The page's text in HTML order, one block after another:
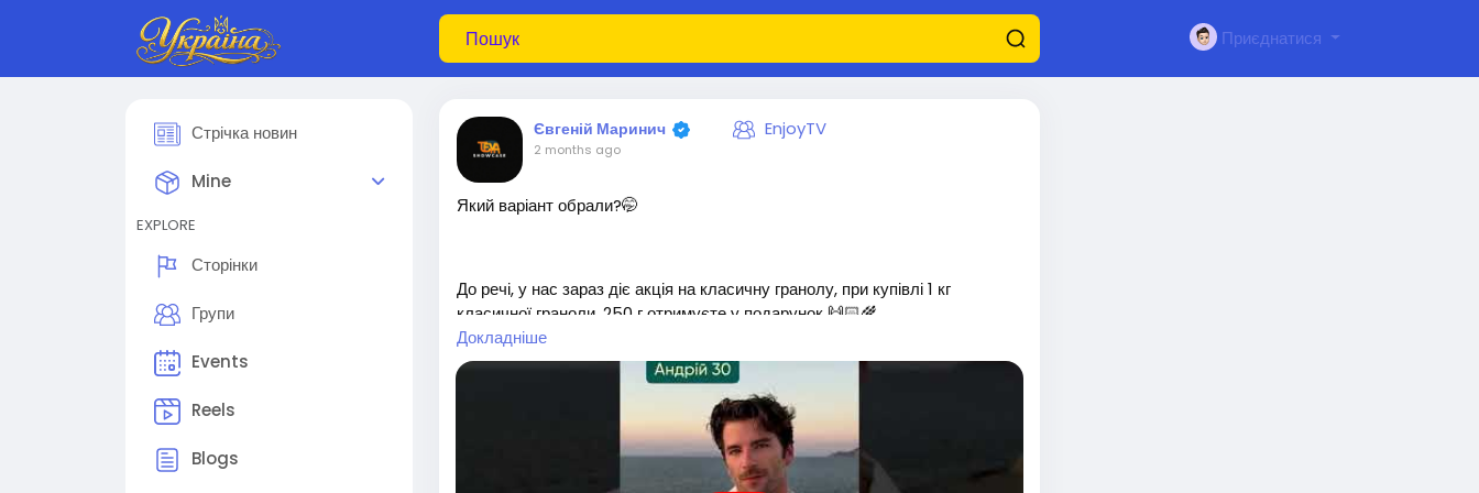
Приєднатися
Стрічка новин
Mine
EXPLORE
Сторінки
Групи
Events
Reels
Blogs
Євгеній Маринич EnjoyTV
2 months ago
Який варіант обрали?🤭
До речі, у нас зараз діє акція на класичну гранолу, при купівлі 1 кг
класичної граноли, 250 г отримуєте у подарунок 🙌🏻🌾
А тепер про приємне: роби замовлення за посиланням
https://letyshops.com/ua/winwin?ww=29282593
понад 6% на усі замовлення Gregory mill 🎁
Докладніше